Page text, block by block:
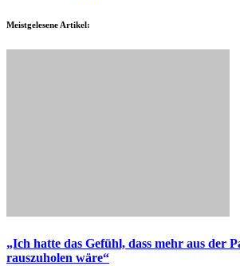
Meistgelesene Artikel:
„Ich hatte das Gefühl, dass mehr aus der
rauszuholen wäre“